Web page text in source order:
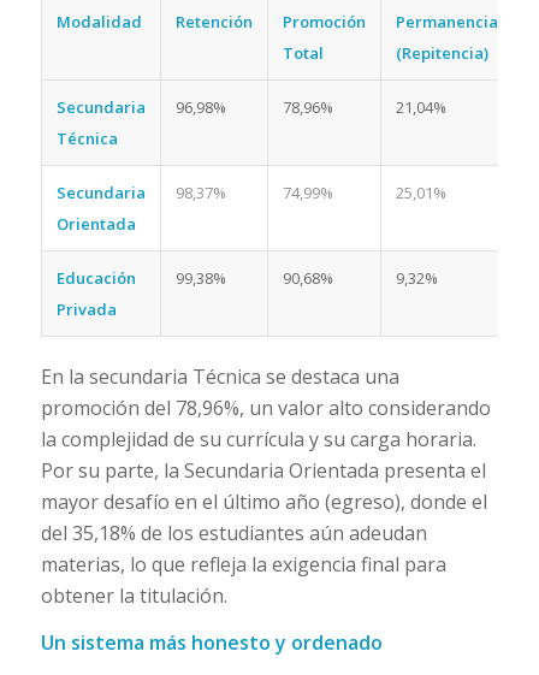
Modalidad Retención
Promoción
Total
Permanencia
(Repitencia)
Secundaria
Técnica
96,98% 78,96% 21,04%
Secundaria
Orientada
98,37% 74,99% 25,01%
Educación
Privada
99,38% 90,68% 9,32%
En la secundaria Técnica se destaca una
promoción del 78,96%, un valor alto considerando
la complejidad de su currícula y su carga horaria.
Por su parte, la Secundaria Orientada presenta el
mayor desafío en el último año (egreso), donde el
del 35,18% de los estudiantes aún adeudan
materias, lo que refleja la exigencia final para
obtener la titulación.
Un sistema más honesto y ordenado